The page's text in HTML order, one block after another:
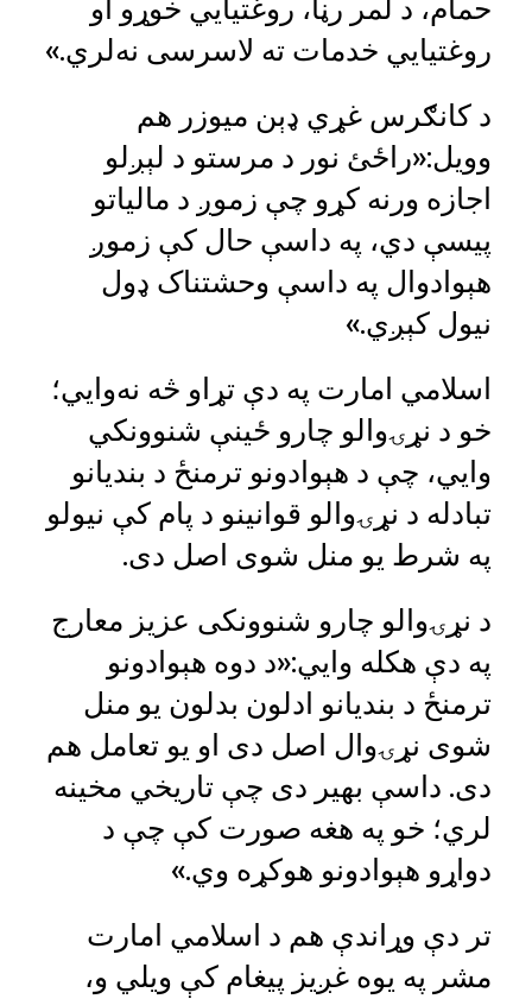
حمام، د لمر رڼا، روغتیايي خوړو او
روغتیایي خدمات ته لاسرسی نه‌لري.»
د کانګرس غړي ډېن میوزر هم
وویل:«راځئ نور د مرستو د لېږلو
اجازه ورنه کړو چې زموږ د مالیاتو
پیسې دي، په داسې حال کې زموږ
هېوادوال په داسې وحشتناک ډول
نیول کېږي.»
اسلامي امارت په دې تړاو څه نه‌وایي؛
خو د نړۍوالو چارو ځينې شنوونکي
وایي، چې د هېوادونو ترمنځ د بندیانو
تبادله د نړۍوالو قوانینو د پام کې نیولو
په شرط یو منل شوی اصل دی.
د نړۍوالو چارو شنوونکی عزیز معارج
په دې هکله وايي:«د دوه هېوادونو
ترمنځ د بندیانو ادلون بدلون یو منل
شوی نړۍوال اصل دی او یو تعامل هم
دی. داسې بهیر دی چې تاریخي مخینه
لري؛ خو په هغه صورت کې چې د
دواړو هېوادونو هوکړه وي.»
تر دې وړاندې هم د اسلامي امارت
مشر په یوه غږیز پیغام کې ویلي و،